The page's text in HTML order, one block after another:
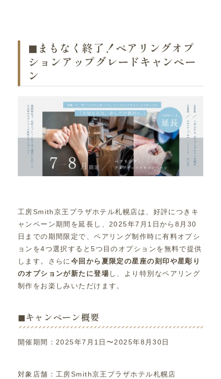
◼︎まもなく終了！ペアリングオプ
ションアップグレードキャンペー
ン
工房Smith京王プラザホテル札幌店は、好評につきキ
ャンペーン期間を延長し、2025年7月1日から8月30
日までの期間限定で、ペアリング制作時に有料オプシ
ョンを4つ選択すると5つ目のオプションを無料で提供
します。さらに今回から夏限定の星座の刻印や星彫り
のオプションが新たに登場し、より特別なペアリング
制作をお楽しみいただけます。
◼︎キャンペーン概要
開催期間：2025年7月1日〜2025年8月30日
対象店舗：工房Smith京王プラザホテル札幌店